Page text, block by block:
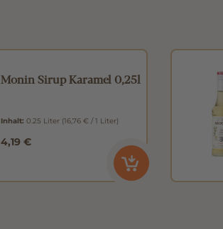
Monin Sirup Karamel 0,25l
Inhalt: 0.25 Liter (16,76 € / 1 Liter)
4,19 €